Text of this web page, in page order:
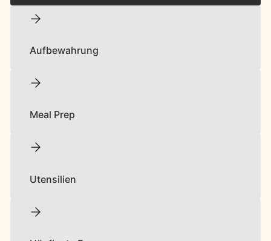
Aufbewahrung
Meal Prep
Utensilien